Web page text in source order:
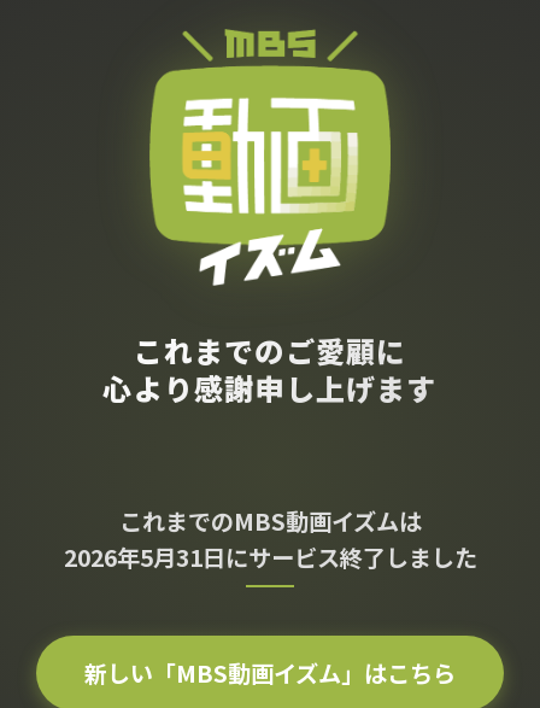
これまでのご愛顧に
心より感謝申し上げます
これまでのMBS動画イズムは
2026年5月31日にサービス終了しました
新しい「MBS動画イズム」はこちら